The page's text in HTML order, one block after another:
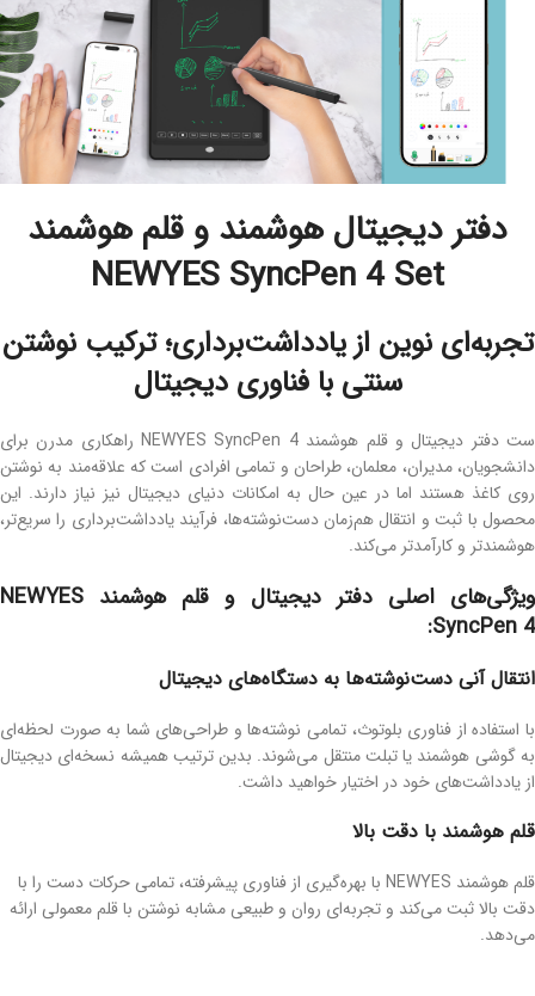
دفتر دیجیتال هوشمند و قلم هوشمند
NEWYES SyncPen 4 Set
تجربه‌ای نوین از یادداشت‌برداری؛ ترکیب نوشتن
سنتی با فناوری دیجیتال
ست دفتر دیجیتال و قلم هوشمند NEWYES SyncPen 4 راهکاری مدرن برای
دانشجویان، مدیران، معلمان، طراحان و تمامی افرادی است که علاقه‌مند به نوشتن
روی کاغذ هستند اما در عین حال به امکانات دنیای دیجیتال نیز نیاز دارند. این
محصول با ثبت و انتقال هم‌زمان دست‌نوشته‌ها، فرآیند یادداشت‌برداری را سریع‌تر،
هوشمندتر و کارآمدتر می‌کند.
ویژگی‌های اصلی دفتر دیجیتال و قلم هوشمند NEWYES
SyncPen 4:
انتقال آنی دست‌نوشته‌ها به دستگاه‌های دیجیتال
با استفاده از فناوری بلوتوث، تمامی نوشته‌ها و طراحی‌های شما به صورت لحظه‌ای
به گوشی هوشمند یا تبلت منتقل می‌شوند. بدین ترتیب همیشه نسخه‌ای دیجیتال
از یادداشت‌های خود در اختیار خواهید داشت.
قلم هوشمند با دقت بالا
قلم هوشمند NEWYES با بهره‌گیری از فناوری پیشرفته، تمامی حرکات دست را با
دقت بالا ثبت می‌کند و تجربه‌ای روان و طبیعی مشابه نوشتن با قلم معمولی ارائه
می‌دهد.